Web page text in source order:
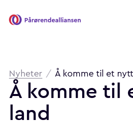
Pårørendealliansen
Brødsmulesti
Nyheter / Å komme til et
Å komme til
land